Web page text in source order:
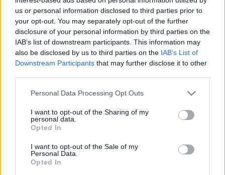
us or personal information disclosed to third parties prior to
your opt-out. You may separately opt-out of the further
disclosure of your personal information by third parties on the
IAB’s list of downstream participants. This information may
also be disclosed by us to third parties on the IAB’s List of
Downstream Participants that may further disclose it to other
Personal Data Processing Opt Outs
I want to opt-out of the Sharing of my
personal data.
Opted In
I want to opt-out of the Sale of my
Personal Data.
Opted In
Elérhetőségeink:
Telefonon és email-ben 0-24 órában elérhetőek vagyunk, a
telephelyünk H-P: 8-17 óráig van nyitva.Kérjen visszahívást!
+(36) 20 914 2783
Publikációim a Szép Életre Fel! életmód
magazinban:
Üvegalapú építészeti innovációk a fenntartható jövőért
Térelválasztó üvegfalak